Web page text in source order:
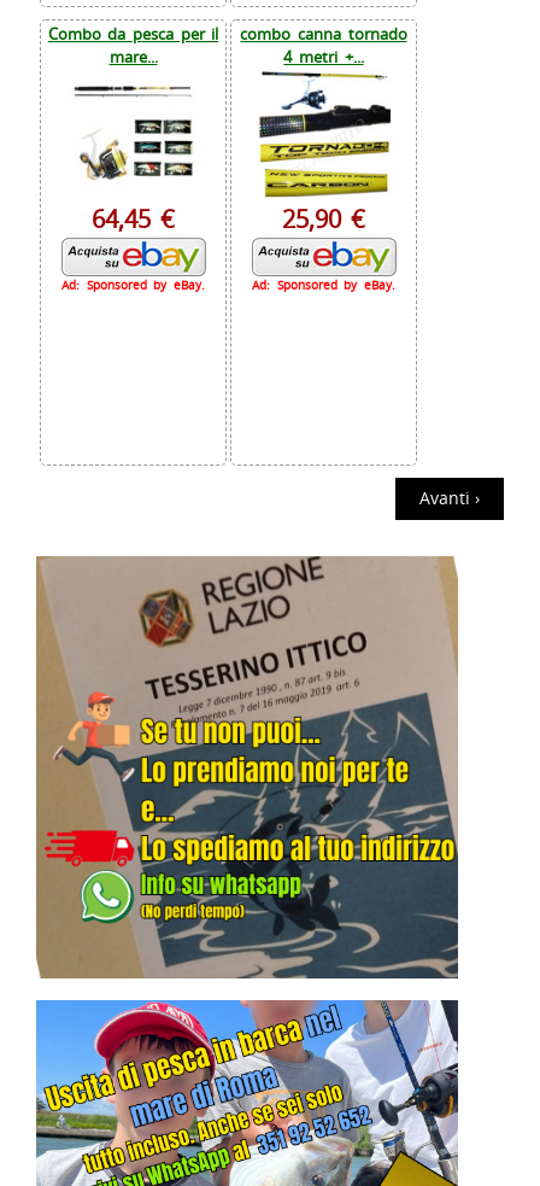
Combo da pesca per il
mare...
64,45 €
Ad: Sponsored by eBay.
combo canna tornado
4 metri +...
25,90 €
Ad: Sponsored by eBay.
Avanti ›